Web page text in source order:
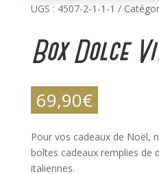
UGS : 4507-2-1-1-1
Box Dolce
69,90€
Pour vos cadeaux de Noël,
boîtes cadeaux remplies de
italiennes.